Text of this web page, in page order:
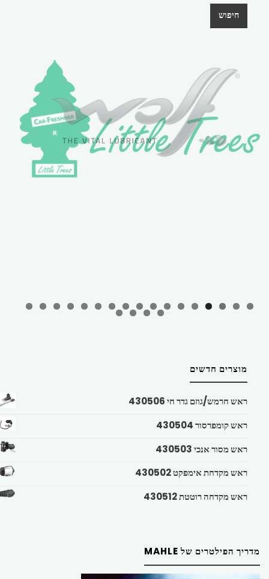
חיפוש
מוצרים חדשים
ראש חרמש/גוזם גדר חי 430506
ראש קומפרסור 430504
ראש מסור אנכי 430503
ראש מקדחת אימפקט 430502
ראש מקדחה רוטטת 430512
מדריך הפילטרים של MAHLE